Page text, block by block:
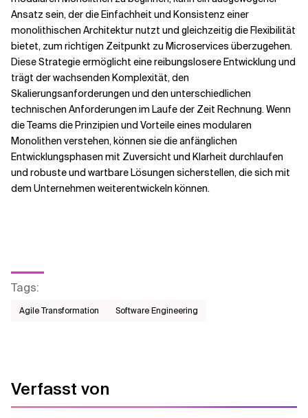
Ansatz sein, der die Einfachheit und Konsistenz einer
monolithischen Architektur nutzt und gleichzeitig die Flexibilität
bietet, zum richtigen Zeitpunkt zu Microservices überzugehen.
Diese Strategie ermöglicht eine reibungslosere Entwicklung und
trägt der wachsenden Komplexität, den
Skalierungsanforderungen und den unterschiedlichen
technischen Anforderungen im Laufe der Zeit Rechnung. Wenn
die Teams die Prinzipien und Vorteile eines modularen
Monolithen verstehen, können sie die anfänglichen
Entwicklungsphasen mit Zuversicht und Klarheit durchlaufen
und robuste und wartbare Lösungen sicherstellen, die sich mit
dem Unternehmen weiterentwickeln können.
Tags:
Agile Transformation Software Engineering
Verfasst von